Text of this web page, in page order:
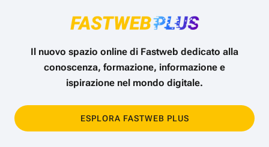
Il nuovo spazio online di Fastweb dedicato alla
conoscenza, formazione, informazione e
ispirazione nel mondo digitale.
ESPLORA FASTWEB PLUS